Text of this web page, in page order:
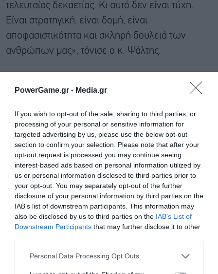
PowerGame.gr - Media.gr
If you wish to opt-out of the sale, sharing to third parties, or
processing of your personal or sensitive information for
targeted advertising by us, please use the below opt-out
section to confirm your selection. Please note that after your
opt-out request is processed you may continue seeing
interest-based ads based on personal information utilized by
us or personal information disclosed to third parties prior to
your opt-out. You may separately opt-out of the further
disclosure of your personal information by third parties on the
IAB’s list of downstream participants. This information may
also be disclosed by us to third parties on the IAB’s List of
Downstream Participants that may further disclose it to other
Personal Data Processing Opt Outs
τελευταίας δεκαετίας. Κι αυτό δεν είναι τύχη.
Είναι στρατηγική, είναι δομή, είναι
αποφασιστικότητα και σκληρή δουλειά των
ανθρώπων μας», τόνισε ο κ. Ψάλτης.
μετόχων ενέκρινε την προτεινόμενη διανομή
ισόποσα κατανεμημένα μεταξύ μερίσματος 0,112
ανά μετοχή και επαναγοράς μετοχών. Όπως
σημείωσε ο CEO της Τράπεζας, μέσα σε δύο
μόλις χρόνια από την επανέναρξη των
διανομών, το σχετικό ποσό έχει τετραπλασιαστεί,
από 122 εκατ. το 2023 σε 519 εκατ. σήμερα,
υπερβαίνοντας σημαντικά την αρχική υπόσχεση
της Διοίκησης της Alpha Bank προς την αγορά
για διανομή 425 εκατ. ευρώ.
Εγγραφή στο
newsletter